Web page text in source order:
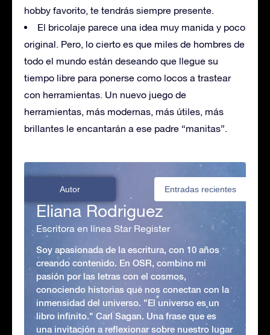
hobby favorito, te tendrás siempre presente.
El bricolaje parece una idea muy manida y poco
original. Pero, lo cierto es que miles de hombres de
todo el mundo están deseando que llegue su
tiempo libre para ponerse como locos a trastear
con herramientas. Un nuevo juego de
herramientas, más modernas, más útiles, más
brillantes le encantarán a ese padre “manitas”.
Autor Entradas recientes
Eliana Rodriguez
Escritora en línea Star Register
Soy apasionada de la escritura, con 10 años
creando contenido. En OSR, combino mi
pasión por las letras con el cosmos,
conociendo historias que nos conectan con la
inmensidad del universo. "El universo es un
libro infinito." Carl Sagan. Una frase que es
una invitación a reflexionar sobre nuestro lugar